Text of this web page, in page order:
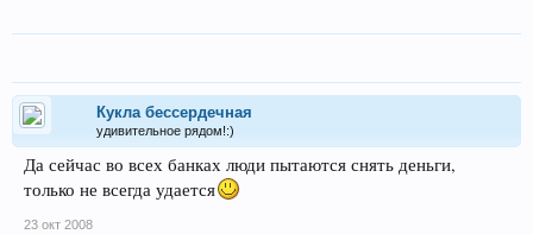
Кукла бессердечная
удивительное рядом!:)
Да сейчас во всех банках люди пытаются снять деньги,
только не всегда удается
23 окт 2008